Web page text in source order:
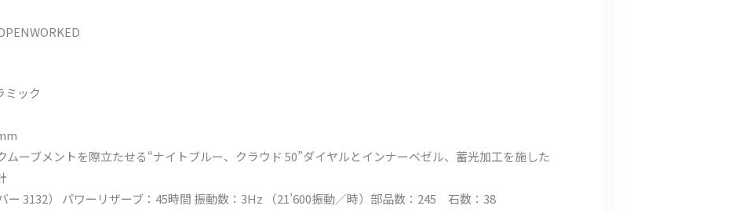
ミック
ーブメントを際立たせる“ナイトブルー、クラウド 50”ダイヤルとインナーベゼル、蓄光加工を施した
ー 3132） パワーリザーブ：45時間 振動数：3Hz （21’600振動／時）部品数：245 石数：38